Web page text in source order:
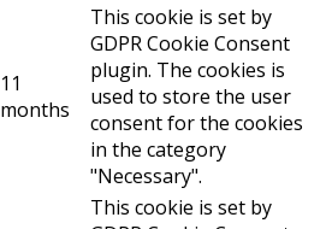
11
months
This cookie is set by
GDPR Cookie Consent
plugin. The cookies is
used to store the user
consent for the cookies
in the category
"Necessary".
This cookie is set by